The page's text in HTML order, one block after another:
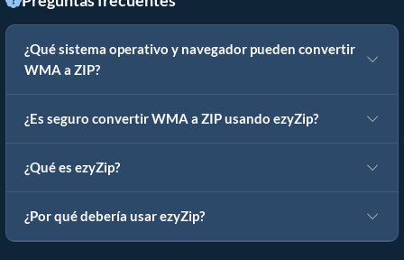
¿Qué sistema operativo y navegador pueden convertir
WMA a ZIP?
¿Es seguro convertir WMA a ZIP usando ezyZip?
¿Qué es ezyZip?
¿Por qué debería usar ezyZip?